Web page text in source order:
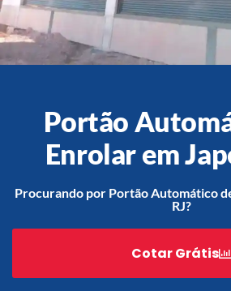
Portão
Portão
Enrolar em
Procurando por Portão Automático
RJ?
Cotar Grátis